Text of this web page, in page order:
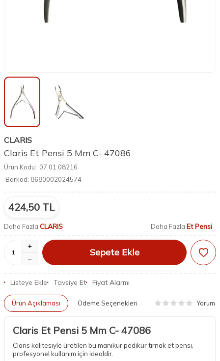
CLARIS
Claris Et Pensi 5 Mm C- 47086
Ürün Kodu: 07.01.08216
Barkod: 8680002024574
424,50 TL
Daha Fazla CLARIS Daha Fazla Et Pensi
Sepete Ekle
Listeye Ekle Tavsiye Et Fiyat Alarmı
Ürün Açıklaması Ödeme Seçenekleri Yorum
Claris Et Pensi 5 Mm C- 47086
Claris kalitesiyle üretilen bu manikür pedikür tırnak et pensi,
profesyonel kullanım için idealdir.